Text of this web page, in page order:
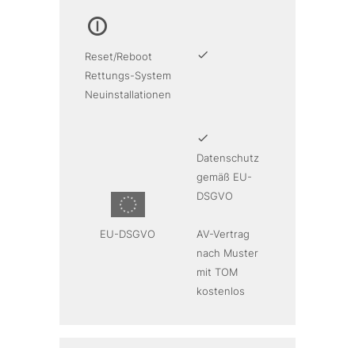
Reset/Reboot
Rettungs-System
Neuinstallationen
EU-DSGVO
Datenschutz
gemäß EU-
DSGVO
AV-Vertrag
nach Muster
mit TOM
kostenlos